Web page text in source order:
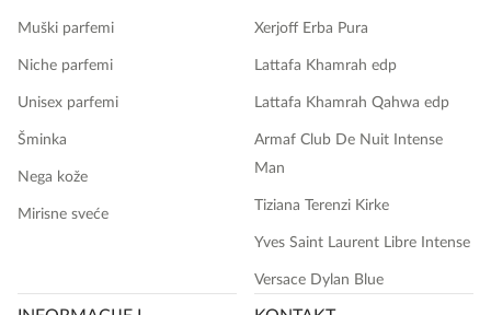
Muški parfemi
Niche parfemi
Unisex parfemi
Šminka
Nega kože
Mirisne sveće
Xerjoff Erba Pura
Lattafa Khamrah edp
Lattafa Khamrah Qahwa edp
Armaf Club De Nuit Intense
Man
Tiziana Terenzi Kirke
Yves Saint Laurent Libre Intense
Versace Dylan Blue